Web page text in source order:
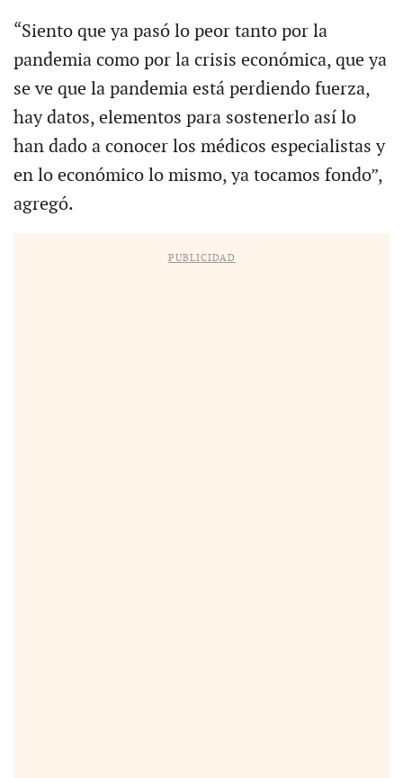
“Siento que ya pasó lo peor tanto por la
pandemia como por la crisis económica, que ya
se ve que la pandemia está perdiendo fuerza,
hay datos, elementos para sostenerlo así lo
han dado a conocer los médicos especialistas y
en lo económico lo mismo, ya tocamos fondo”,
agregó.
PUBLICIDAD